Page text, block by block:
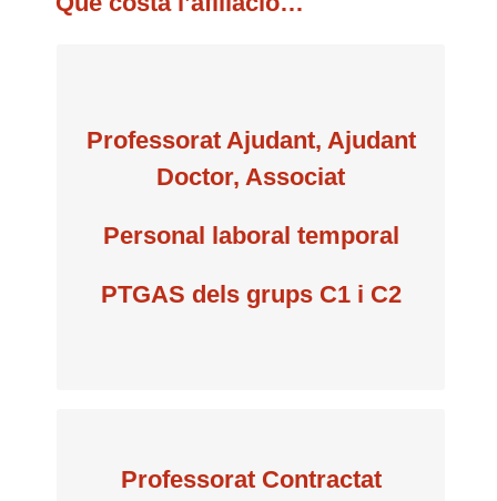
Professorat Ajudant, Ajudant
Doctor, Associat
Personal laboral temporal
PTGAS dels grups C1 i C2
40 €
per semestre
Professorat Contractat